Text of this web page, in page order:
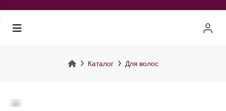
Каталог Для волос